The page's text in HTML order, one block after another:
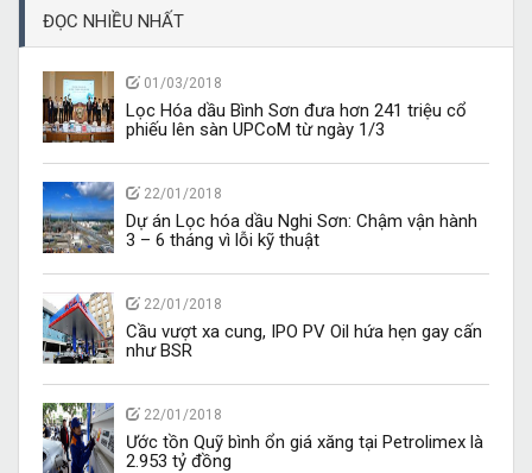
ĐỌC NHIỀU NHẤT
01/03/2018
Lọc Hóa dầu Bình Sơn đưa hơn 241 triệu cổ
phiếu lên sàn UPCoM từ ngày 1/3
22/01/2018
Dự án Lọc hóa dầu Nghi Sơn: Chậm vận hành
3 – 6 tháng vì lỗi kỹ thuật
22/01/2018
Cầu vượt xa cung, IPO PV Oil hứa hẹn gay cấn
như BSR
22/01/2018
Ước tồn Quỹ bình ổn giá xăng tại Petrolimex là
2.953 tỷ đồng